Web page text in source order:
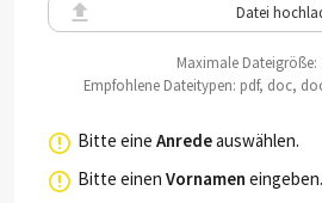
Datei
Maximale Dateigröße:
Empfohlene Dateitypen: pdf, doc,
Bitte eine Anredeauswählen.
Bitte einen Vornamen eingeben.